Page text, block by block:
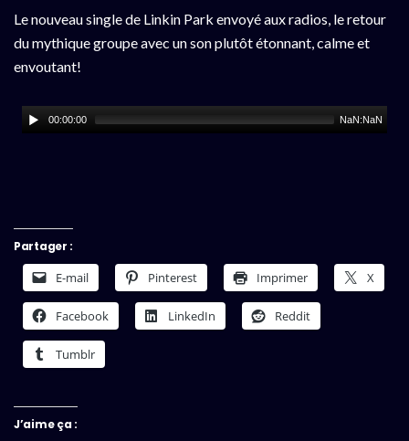
Le nouveau single de Linkin Park envoyé aux radios, le retour
du mythique groupe avec un son plutôt étonnant, calme et
envoutant!
00:00:00 NaN:NaN
Partager :
E-mail Pinterest Imprimer X
Facebook LinkedIn Reddit
Tumblr
J’aime ça :